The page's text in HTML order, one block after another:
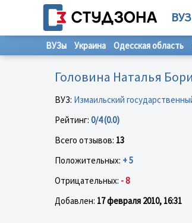
ВУЗы Украина Одесская область
Головина Наталья
ВУЗ: Измаильский
Рейтинг: 0/4 (0.0)
Всего отзывов: 13
Положительных: + 5
Отрицательных: - 8
Добавлен: 17 февраля 2010, 16:31